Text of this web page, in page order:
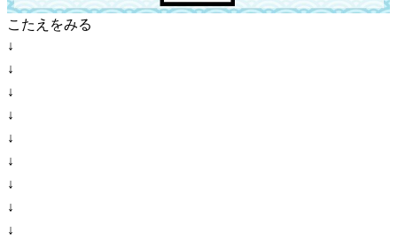
こたえをみる
↓
↓
↓
↓
↓
↓
↓
↓
↓